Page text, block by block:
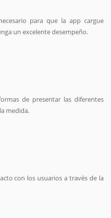
para que la app cargue
un excelente desempeño.
de presentar las diferentes
medida.
con los usuarios a través de la